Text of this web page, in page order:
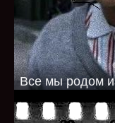
Все мы родом